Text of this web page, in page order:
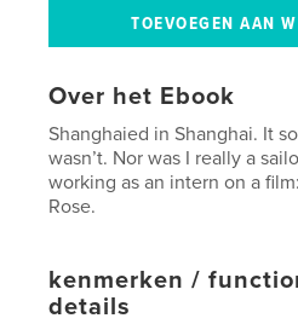
Over het Ebook
Shanghaied in Shanghai. It
wasn’t. Nor was I really a
working as an intern on a
Rose.
kenmerken /
details